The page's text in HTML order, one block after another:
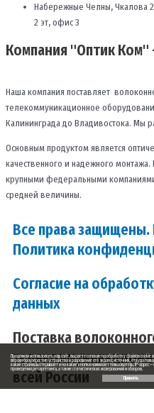
Набережные Челны, Чкалова
2 эт, офис 3
Компания "Оптик
Наша компания поставляет
телекоммуникационное
Калининграда до Владивостока. Мы
Основным продуктом является
качественного и надежного
крупными федеральными
средней величины.
Все права
Политика
Согласие на
данных
Поставка
всей России
Продолжая использовать наш сайт, вы даете согласие на обработку файлов
версия браузера; тип устройства и разрешение его экрана; источник, откуда
какие страницы открывает и на какие кнопки нажимает пользователь; IP-
проведения ретаргетинга, а также статистических исследований и обзоров.
Принять